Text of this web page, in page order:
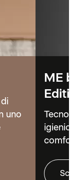
uno
ME
igienici
comfort.